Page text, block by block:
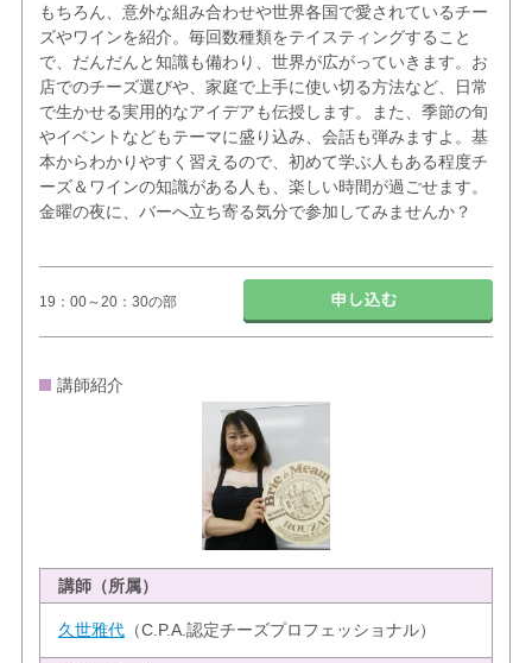
もちろん、意外な組み合わせや世界各国で愛されているチー
ズやワインを紹介。毎回数種類をテイスティングすること
で、だんだんと知識も備わり、世界が広がっていきます。お
店でのチーズ選びや、家庭で上手に使い切る方法など、日常
で生かせる実用的なアイデアも伝授します。また、季節の旬
やイベントなどもテーマに盛り込み、会話も弾みますよ。基
本からわかりやすく習えるので、初めて学ぶ人もある程度チ
ーズ＆ワインの知識がある人も、楽しい時間が過ごせます。
金曜の夜に、バーへ立ち寄る気分で参加してみませんか？
19：00～20：30の部
講師紹介
講師（所属）
久世雅代（C.P.A.認定チーズプロフェッショナル）